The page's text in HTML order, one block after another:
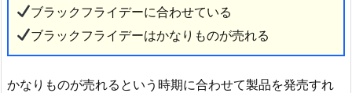
ブラックフライデーに合わせている
ブラックフライデーはかなりものが売れる
かなりものが売れるという時期に合わせて製品を発売すれ